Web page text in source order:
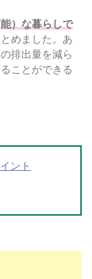
）な暮らしで
めました。あ
排出量を減ら
ことができる
ント